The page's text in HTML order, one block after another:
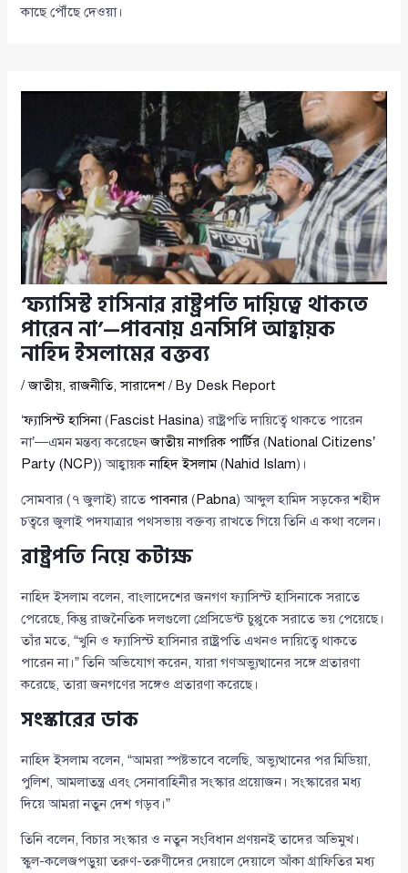
কাছে পৌঁছে দেওয়া।
‘ফ্যাসিস্ট হাসিনার রাষ্ট্রপতি দায়িত্বে থাকতে
পারেন না’—পাবনায় এনসিপি আহ্বায়ক
নাহিদ ইসলামের বক্তব্য
/জাতীয়,রাজনীতি,সারাদেশ/ By Desk Report
‘ফ্যাসিস্ট হাসিনা(Fascist Hasina) রাষ্ট্রপতি দায়িত্বে থাকতে পারেন
না’—এমন মন্তব্য করেছেনজাতীয় নাগরিক পার্টির (National Citizens’
Party (NCP)) আহ্বায়কনাহিদ ইসলাম(Nahid Islam)।
সোমবার (৭ জুলাই) রাতে পাবনার (Pabna) আব্দুল হামিদ সড়কের শহীদ
চত্বরে জুলাই পদযাত্রার পথসভায় বক্তব্য রাখতে গিয়ে তিনি এ কথা বলেন।
রাষ্ট্রপতি নিয়ে কটাক্ষ
নাহিদ ইসলাম বলেন, বাংলাদেশের জনগণ ফ্যাসিস্ট হাসিনাকে সরাতে
পেরেছে, কিন্তু রাজনৈতিক দলগুলো প্রেসিডেন্ট চুপ্পুকে সরাতে ভয় পেয়েছে।
তাঁর মতে, “খুনি ও ফ্যাসিস্ট হাসিনার রাষ্ট্রপতি এখনও দায়িত্বে থাকতে
পারেন না।” তিনি অভিযোগ করেন, যারা গণঅভ্যুত্থানের সঙ্গে প্রতারণা
করেছে, তারা জনগণের সঙ্গেও প্রতারণা করেছে।
সংস্কারের ডাক
নাহিদ ইসলাম বলেন, “আমরা স্পষ্টভাবে বলেছি, অভ্যুত্থানের পর মিডিয়া,
পুলিশ, আমলাতন্ত্র এবং সেনাবাহিনীর সংস্কার প্রয়োজন। সংস্কারের মধ্য
দিয়ে আমরা নতুন দেশ গড়ব।”
তিনি বলেন, বিচার সংস্কার ও নতুন সংবিধান প্রণয়নই তাদের অভিমুখ।
স্কুল-কলেজপড়ুয়া তরুণ-তরুণীদের দেয়ালে দেয়ালে আঁকা গ্রাফিতির মধ্য